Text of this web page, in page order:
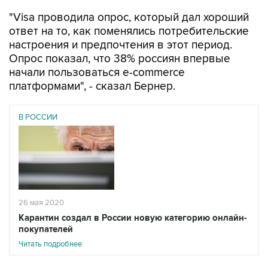
"Visa проводила опрос, который дал хороший
ответ на то, как поменялись потребительские
настроения и предпочтения в этот период.
Опрос показал, что 38% россиян впервые
начали пользоваться e-commerce
платформами", - сказал Бернер.
В РОССИИ
26 мая 2020
Карантин создал в России новую категорию онлайн-
покупателей
Читать подробнее